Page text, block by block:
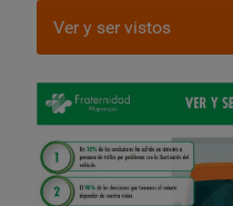
Ver y ser vistos